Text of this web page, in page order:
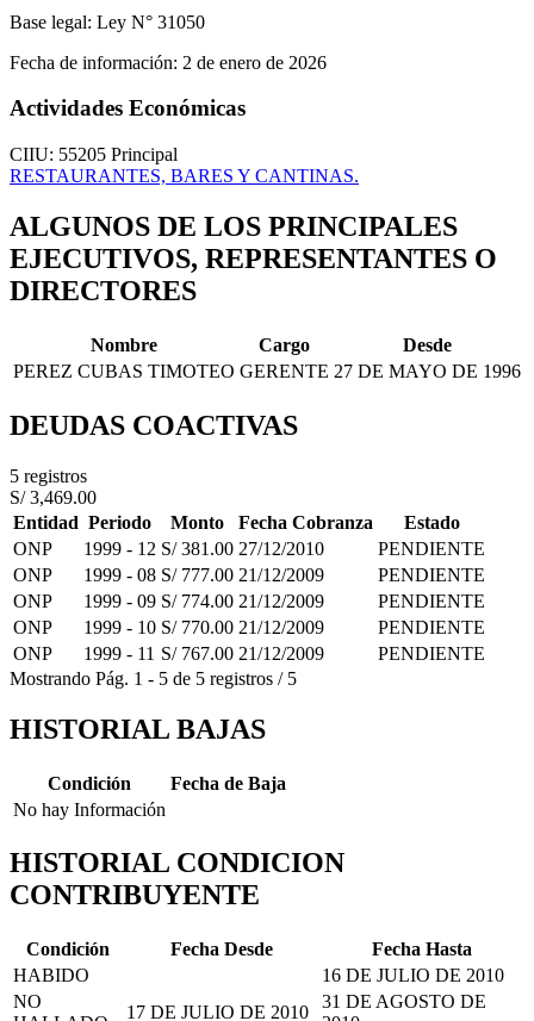
Base legal: Ley N° 31050
Fecha de información: 2 de enero de 2026
Actividades Económicas
CIIU: 55205 Principal
RESTAURANTES, BARES Y CANTINAS.
ALGUNOS DE LOS PRINCIPALES
EJECUTIVOS, REPRESENTANTES O
DIRECTORES
Nombre Cargo
Desde
PEREZ CUBAS TIMOTEO GERENTE 27 DE MAYO DE 1996
DEUDAS COACTIVAS
5 registros
S/ 3,469.00
Entidad Periodo Monto Fecha Cobranza
Estado
ONP
1999 - 12 S/ 381.00 27/12/2010
PENDIENTE
ONP
1999 - 08 S/ 777.00 21/12/2009
PENDIENTE
ONP
1999 - 09 S/ 774.00 21/12/2009
PENDIENTE
ONP
1999 - 10 S/ 770.00 21/12/2009
PENDIENTE
ONP
1999 - 11 S/ 767.00 21/12/2009
PENDIENTE
Mostrando Pág. 1 - 5 de 5 registros / 5
HISTORIAL BAJAS
Condición
Fecha de Baja
No hay Información
HISTORIAL CONDICION
CONTRIBUYENTE
Condición Fecha Desde
Fecha Hasta
HABIDO
16 DE JULIO DE 2010
NO
17 DE JULIO DE 2010
31 DE AGOSTO DE